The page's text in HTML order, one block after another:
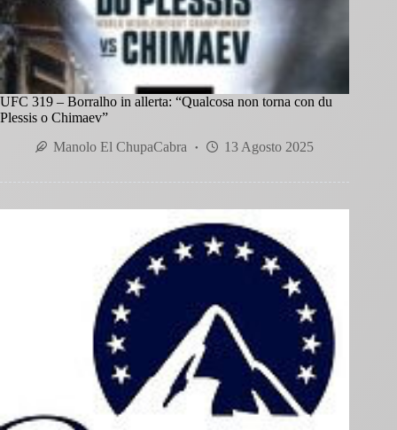
UFC 319 – Borralho in allerta: “Qualcosa non torna con du
Plessis o Chimaev”
Manolo El ChupaCabra
13 Agosto 2025